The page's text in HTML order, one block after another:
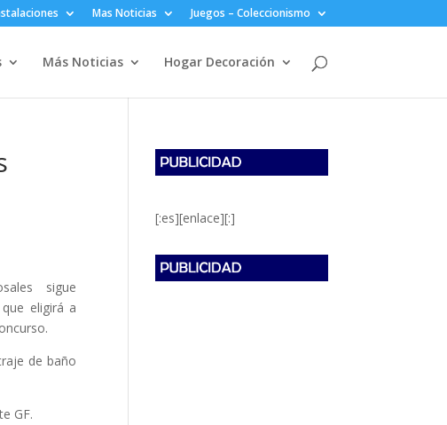
Mas Noticias Juegos – Coleccionismo
Más Noticias Hogar Decoración
sigue
eligirá a
de baño
GF.
[:es][enlace][:]